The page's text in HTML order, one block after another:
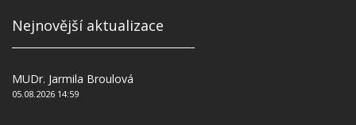
Nejnovější aktualizace
MUDr. Jarmila Broulová
05.08.2026 14:59